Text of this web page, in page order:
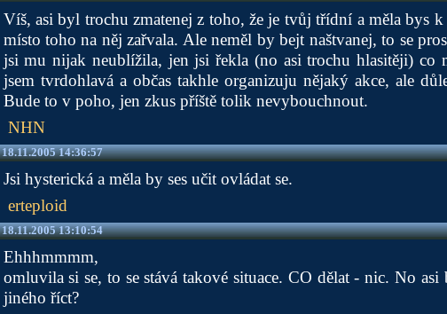
Víš, asi byl trochu zmatenej z toho, že je tvůj třídní a měla bys
místo toho na něj zařvala. Ale neměl by bejt naštvanej, to se
jsi mu nijak neublížila, jen jsi řekla (no asi trochu hlasitěji) co
jsem tvrdohlavá a občas takhle organizuju nějaký akce, ale
Bude to v poho, jen zkus příště tolik nevybouchnout.
NHN
18.11.2005 14:36:57
Jsi hysterická a měla by ses učit ovládat se.
erteploid
18.11.2005 13:10:54
Ehhhmmmm,
omluvila si se, to se stává takové situace. CO dělat - nic. No
jiného říct?